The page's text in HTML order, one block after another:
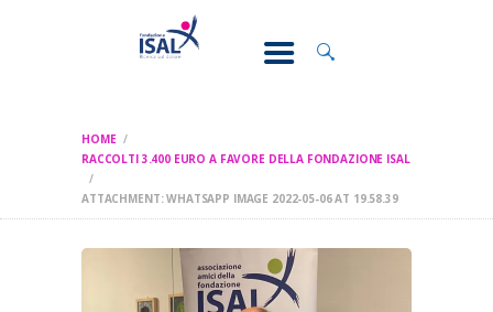
HOME
RACCOLTI 3.400 EURO A FAVORE DELLA FONDAZIONE ISAL
ATTACHMENT: WHATSAPP IMAGE 2022-05-06 AT 19.58.39
CONOSCI IL
DOLORE
RICERCA
FORMAZIONE
CHI SIAMO